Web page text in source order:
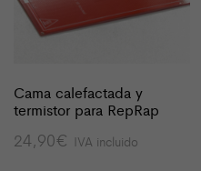
Cama calefactada y
termistor para RepRap
24,90€ IVA incluido